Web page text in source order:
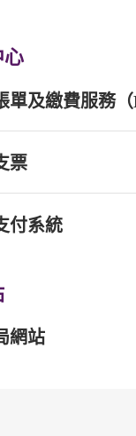
心
單及繳費服務（
票
付系統
網站